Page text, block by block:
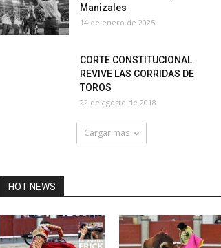
Manizales
14 de enero de 2025
CORTE CONSTITUCIONAL
REVIVE LAS CORRIDAS DE
TOROS
22 de agosto de 2018
Cargar mas
HOT NEWS